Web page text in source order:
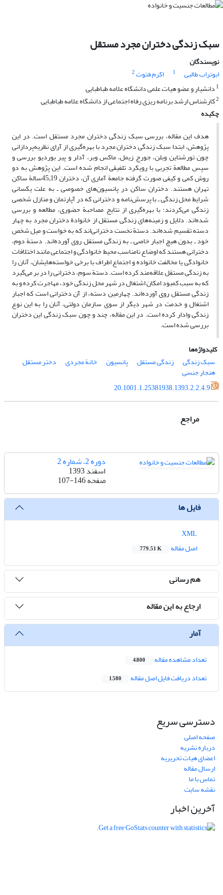
سبک زندگی دختران مجرد مستقل
نویسندگان
ابوتراب طالبی
1 اکرم فتوت2
1 دانشیار و عضو هیات علمی دانشگاه علامه طباطبایی
2کارشناس ارشد برنامه ریزی رفاه اجتماعی از دانشگاه علامه طباطبایی
چکیده
هدف این مقاله، بررسی سبک زندگی دختران مجرد مستقل است. در این
پژوهش، ابتدا سبک زندگی دختران مجرد با بهره‌گیری از آرای نظریه‌پردازانی
چون تورشتاین وبلن، جورج زیمل، ماکس وبر، آدلر و پیر بوردیو‌ بررسی و
سپس مطالعة تجربی با رویکرد تلفیقی انجام شده است. این پژوهش به دو
روش کمی‌‌ و کیفی صورت گرفته جامعة آماری آن، دختران 19ـ45سالة ساکن
تهران هستند. دختران ساکن در پانسیون‌های خصوصی ـ به علت یکسانی
شرایط محل زندگی ـ با پرسش‌نامه و دخترانی که در آپارتمان و منازل شخصی
زندگی می‌کردند؛ با بهره‌گیری از نتایج مصاحبة حضوری، مطالعه و بررسی
شده‌اند. دلایل و زمینه‌های زندگی مستقل از خانوادة دختران مجرد به چهار
دسته‌ تقسیم شده‌اند. دستة نخست دخترانی‌اند که به خواست و میل شخص
خود ـ بدون هیچ اجبار خاصی ـ به زندگی مستقل روی آورده‌اند. دستة دوم،
دخترانی هستند که اوضاع نامناسب محیط خانوادگی و اجتماعی مانند اختلافات
خانوادگی یا مخالفت خانواده و اجتماع اطراف با برخی خواسته‌هایشان، آنان را
به زندگی مستقل علاقه‌مند کرده است. دستة سوم، دخترانی را در بر می‌گیرد
که به سبب کمبود امکان اشتغال در شهر محل زندگی خود، مهاجرت کرده و به
زندگی مستقل روی آورده‌اند. چهارمین دسته، از آن دخترانی است که اجبار
اشتغال و خدمت در شهر دیگر از سوی سازمان دولتی، آنان را به این نوع
زندگی وادار کرده است. در این مقاله، چند و چون سبک زندگی این دختران
بررسی شده است.
کلیدواژه‌ها
سبک زندگی
زندگی مستقل پانسیون خانة مجردی دختر مستقل
هنجار جنسی
20.1001.1.25381938.1393.2.2.4.9
مراجع
دوره 2، شماره 2
اسفند 1393
صفحه107-146
فایل ها
اصل مقاله
779.51 K
هم رسانی
ارجاع به این مقاله
آمار
تعداد مشاهده مقاله 4,800
تعداد دریافت فایل اصل مقاله 1,580
دسترسی سریع
صفحه اصلی
درباره نشریه
اعضای هیات تحریریه
ارسال مقاله
تماس با ما
نقشه سایت
آخرین اخبار